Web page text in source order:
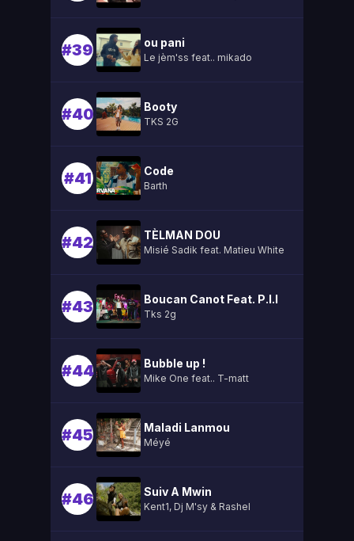
#39 ou pani
Le jèm'ss feat.. mikado
#40 Booty
TKS 2G
#41 Code
Barth
#42 TÈLMAN DOU
Misié Sadik feat. Matieu White
#43 Boucan Canot Feat. P.l.l
Tks 2g
#44 Bubble up !
Mike One feat.. T-matt
#45 Maladi Lanmou
Méyé
#46 Suiv A Mwin
Kent1, Dj M'sy & Rashel